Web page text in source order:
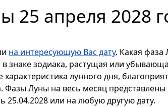
25 апреля 2028
на интересующую Вас дату. Какая фаза
в знаке зодиака, растущая или
лунного дня,
Фазы Луны на весь месяц представлены
25.04.2028 или на любую другую дату.